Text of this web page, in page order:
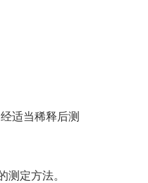
适当稀释后测
测定方法。